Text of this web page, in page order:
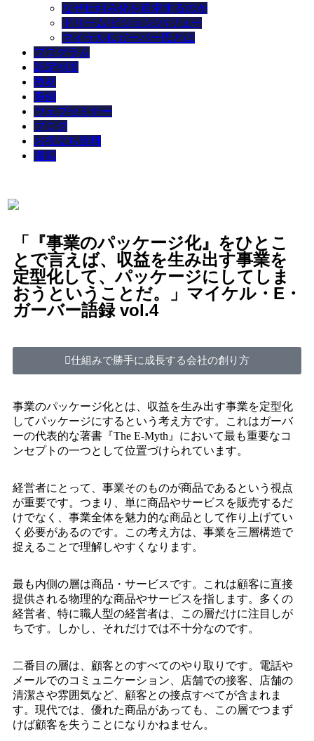
なぜ仕組み化を追求するのか
ドリーム/ビジョン/バリュー
マイケルE.ガーバー氏とは
プログラム
認定制度
教材
事例
ウェブセミナー
ブログ
お役立ち資料
書籍
「『事業のパッケージ化』をひとこ
とで言えば、収益を生み出す事業を
定型化して、パッケージにしてしま
おうということだ。」マイケル・E・
ガーバー語録 vol.4
仕組みで勝手に成長する会社の創り方
事業のパッケージ化とは、収益を生み出す事業を定型化
してパッケージにするという考え方です。これはガーバ
ーの代表的な著書『The E-Myth』において最も重要なコ
ンセプトの一つとして位置づけられています。
経営者にとって、事業そのものが商品であるという視点
が重要です。つまり、単に商品やサービスを販売するだ
けでなく、事業全体を魅力的な商品として作り上げてい
く必要があるのです。この考え方は、事業を三層構造で
捉えることで理解しやすくなります。
最も内側の層は商品・サービスです。これは顧客に直接
提供される物理的な商品やサービスを指します。多くの
経営者、特に職人型の経営者は、この層だけに注目しが
ちです。しかし、それだけでは不十分なのです。
二番目の層は、顧客とのすべてのやり取りです。電話や
メールでのコミュニケーション、店舗での接客、店舗の
清潔さや雰囲気など、顧客との接点すべてが含まれま
す。現代では、優れた商品があっても、この層でつまず
けば顧客を失うことになりかねません。